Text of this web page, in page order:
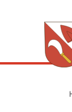
zur Startseite
Direkt zur
Direkt zum
Direkt zur
Direkt zum